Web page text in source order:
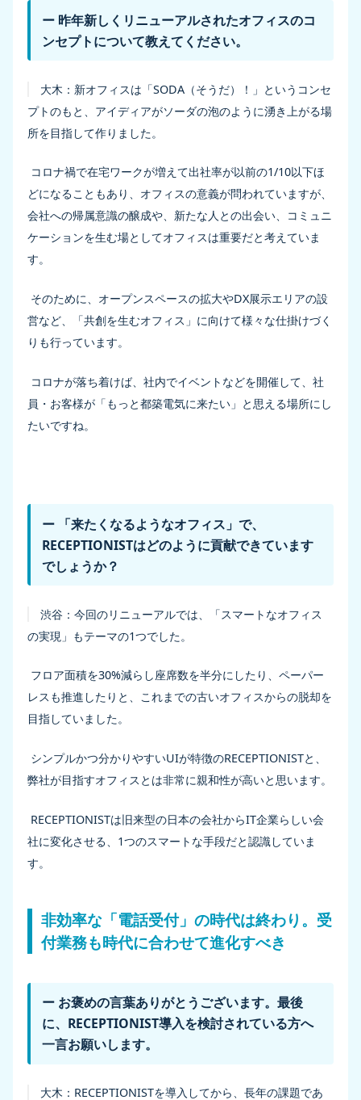
ー 昨年新しくリニューアルされたオフィスのコ
ンセプトについて教えてください。
大木： 新オフィスは「SODA（そうだ）！」というコンセ
プトのもと、アイディアがソーダの泡のように湧き上がる場
所を目指して作りました。
コロナ禍で在宅ワークが増えて出社率が以前の1/10以下ほ
どになることもあり、オフィスの意義が問われていますが、
会社への帰属意識の醸成や、新たな人との出会い、コミュニ
ケーションを生む場としてオフィスは重要だと考えていま
す。
そのために、オープンスペースの拡大やDX展示エリアの設
営など、「共創を生むオフィス」に向けて様々な仕掛けづく
りも行っています。
コロナが落ち着けば、社内でイベントなどを開催して、社
員・お客様が「もっと都築電気に来たい」と思える場所にし
たいですね。
ー 「来たくなるようなオフィス」で、
RECEPTIONISTはどのように貢献できています
でしょうか？
渋谷：今回のリニューアルでは、「スマートなオフィス
の実現」もテーマの1つでした。
フロア面積を30%減らし座席数を半分にしたり、ペーパー
レスも推進したりと、これまでの古いオフィスからの脱却を
目指していました。
シンプルかつ分かりやすいUIが特徴のRECEPTIONISTと、
弊社が目指すオフィスとは非常に親和性が高いと思います。
RECEPTIONISTは旧来型の日本の会社からIT企業らしい会
社に変化させる、1つのスマートな手段だと認識していま
す。
非効率な「電話受付」の時代は終わり。受
付業務も時代に合わせて進化すべき
ー お褒めの言葉ありがとうございます。最後
に、RECEPTIONIST導入を検討されている方へ
一言お願いします。
大木： RECEPTIONISTを導入してから、長年の課題であ